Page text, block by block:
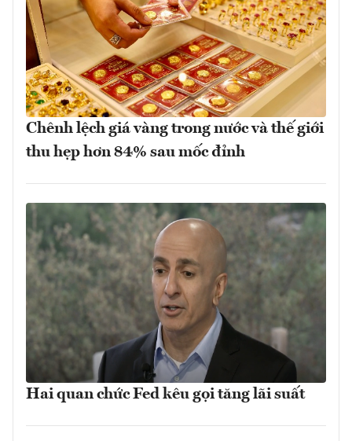
Chênh lệch giá vàng trong nước và thế giới
thu hẹp hơn 84% sau mốc đỉnh
Hai quan chức Fed kêu gọi tăng lãi suất